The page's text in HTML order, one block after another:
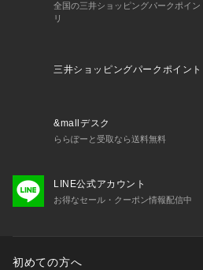
イメージと異なる場合がございます。
※海外商品は、日本製と比べますと
がある場合がございます。
デザイン等に若干の違いがございま
全国の三井ショッピングパークポイ
リ
三井ショッピングパークポイント
&mallデスク
ららぽーと受取なら送料無料
LINE公式アカウント
お得なセール・クーポン情報配信中
初めての方へ